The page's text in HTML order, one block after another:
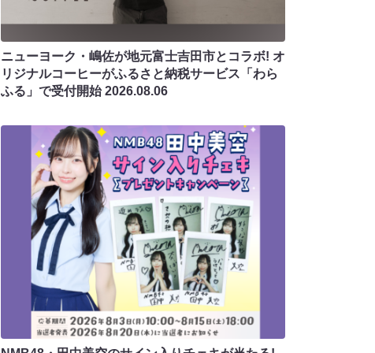
ニューヨーク・嶋佐が地元富士吉田市とコラボ! オ
リジナルコーヒーがふるさと納税サービス「わら
ふる」で受付開始2026.08.06